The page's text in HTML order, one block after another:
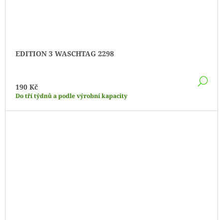
EDITION 3 WASCHTAG 2298
190 Kč
Do tří týdnů a podle výrobní kapacity